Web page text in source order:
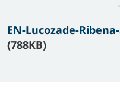
EN-Lucozade-
(788KB)